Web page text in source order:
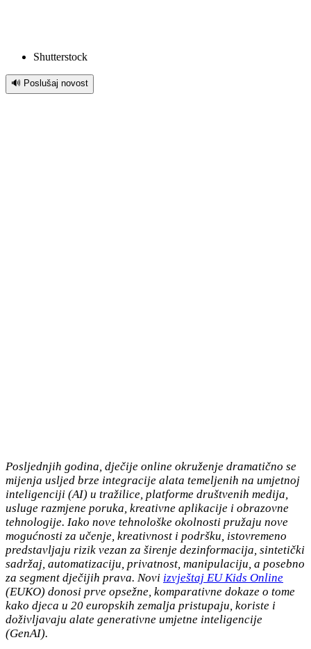
Shutterstock
🔊 Poslušaj novost
Posljednjih godina, dječije online okruženje dramatično se
mijenja usljed brze integracije alata temeljenih na umjetnoj
inteligenciji (AI) u tražilice, platforme društvenih medija,
usluge razmjene poruka, kreativne aplikacije i obrazovne
tehnologije. Iako nove tehnološke okolnosti pružaju nove
mogućnosti za učenje, kreativnost i podršku, istovremeno
predstavljaju rizik vezan za širenje dezinformacija, sintetički
sadržaj, automatizaciju, privatnost, manipulaciju, a posebno
za segment dječijih prava. Novi izvještaj EU Kids Online
(EUKO) donosi prve opsežne, komparativne dokaze o tome
kako djeca u 20 europskih zemalja pristupaju, koriste i
doživljavaju alate generativne umjetne inteligencije
(GenAI).